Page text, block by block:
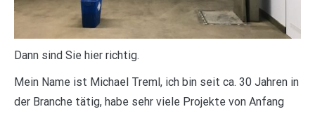
Dann sind Sie hier richtig.
Mein Name ist Michael Treml, ich bin seit ca. 30 Jahren in
der Branche tätig, habe sehr viele Projekte von Anfang